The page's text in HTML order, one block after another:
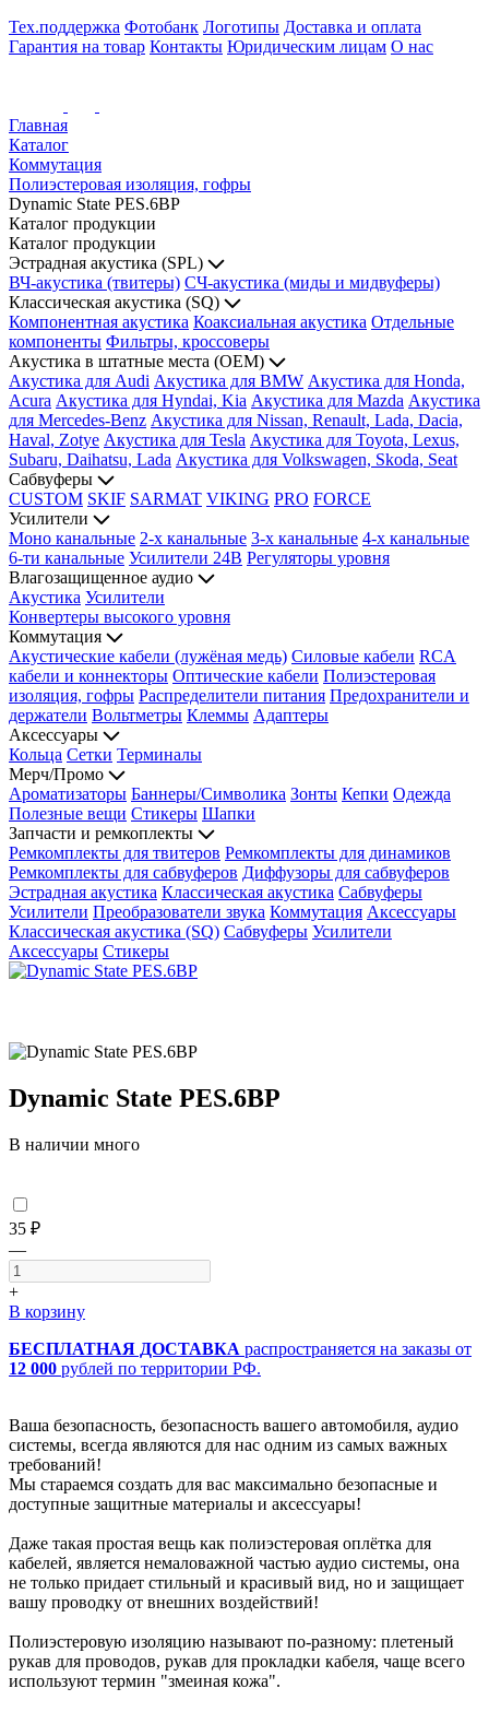
Тех.поддержка Фотобанк Логотипы Доставка и оплата
Гарантия на товар Контакты Юридическим лицам О нас
Главная
Каталог
Коммутация
Полиэстеровая изоляция, гофры
Dynamic State PES.6BP
Каталог продукции
Каталог продукции
Эстрадная акустика (SPL)
ВЧ-акустика (твитеры) СЧ-акустика (миды и мидвуферы)
Классическая акустика (SQ)
Компонентная акустика Коаксиальная акустика Отдельные
компоненты Фильтры, кроссоверы
Акустика в штатные места (OEM)
Акустика для Audi Акустика для BMW Акустика для Honda,
Acura Акустика для Hyndai, Kia Акустика для Mazda Акустика
для Mercedes-Benz Акустика для Nissan, Renault, Lada, Dacia,
Haval, Zotye Акустика для Tesla Акустика для Toyota, Lexus,
Subaru, Daihatsu, Lada Акустика для Volkswagen, Skoda, Seat
Сабвуферы
CUSTOM SKIF SARMAT VIKING PRO FORCE
Усилители
Моно канальные 2-х канальные 3-х канальные 4-х канальные
6-ти канальные Усилители 24В Регуляторы уровня
Влагозащищенное аудио
Акустика Усилители
Конвертеры высокого уровня
Коммутация
Акустические кабели (лужёная медь) Силовые кабели RCA
кабели и коннекторы Оптические кабели Полиэстеровая
изоляция, гофры Распределители питания Предохранители и
держатели Вольтметры Клеммы Адаптеры
Аксессуары
Кольца Сетки Терминалы
Мерч/Промо
Ароматизаторы Баннеры/Символика Зонты Кепки Одежда
Полезные вещи Стикеры Шапки
Запчасти и ремкоплекты
Ремкомплекты для твитеров Ремкомплекты для динамиков
Ремкомплекты для сабвуферов Диффузоры для сабвуферов
Эстрадная акустика Классическая акустика Сабвуферы
Усилители Преобразователи звука Коммутация Аксессуары
Классическая акустика (SQ) Сабвуферы Усилители
Аксессуары Стикеры
Dynamic State PES.6BP
В наличии много
35 ₽
—
+
В корзину
БЕСПЛАТНАЯ ДОСТАВКА распространяется на заказы от
12 000 рублей по территории РФ.
Ваша безопасность, безопасность вашего автомобиля, аудио
системы, всегда являются для нас одним из самых важных
требований!
Мы стараемся создать для вас максимально безопасные и
доступные защитные материалы и аксессуары!
Даже такая простая вещь как полиэстеровая оплётка для
кабелей, является немаловажной частью аудио системы, она
не только придает стильный и красивый вид, но и защищает
вашу проводку от внешних воздействий!
Полиэстеровую изоляцию называют по-разному: плетеный
рукав для проводов, рукав для прокладки кабеля, чаще всего
используют термин "змеиная кожа".